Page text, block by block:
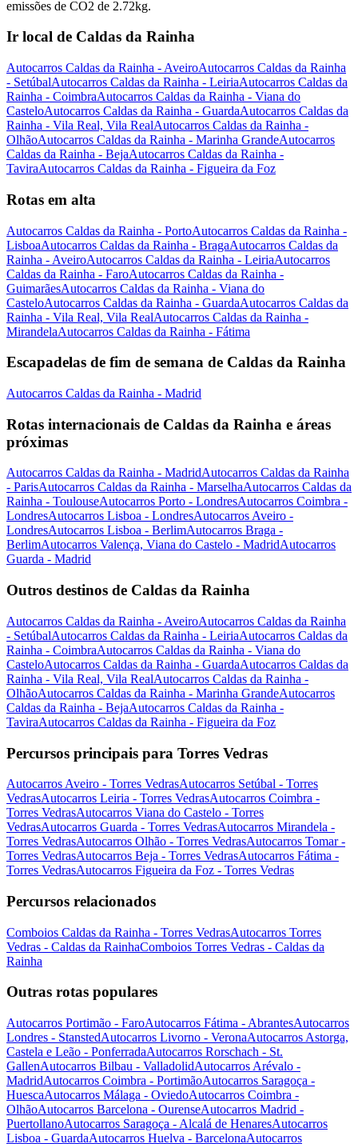
emissões de CO2 de 2.72kg.
Ir local de Caldas da Rainha
Autocarros Caldas da Rainha - AveiroAutocarros Caldas da Rainha
- SetúbalAutocarros Caldas da Rainha - LeiriaAutocarros Caldas da
Rainha - CoimbraAutocarros Caldas da Rainha - Viana do
CasteloAutocarros Caldas da Rainha - GuardaAutocarros Caldas da
Rainha - Vila Real, Vila RealAutocarros Caldas da Rainha -
OlhãoAutocarros Caldas da Rainha - Marinha GrandeAutocarros
Caldas da Rainha - BejaAutocarros Caldas da Rainha -
TaviraAutocarros Caldas da Rainha - Figueira da Foz
Rotas em alta
Autocarros Caldas da Rainha - PortoAutocarros Caldas da Rainha -
LisboaAutocarros Caldas da Rainha - BragaAutocarros Caldas da
Rainha - AveiroAutocarros Caldas da Rainha - LeiriaAutocarros
Caldas da Rainha - FaroAutocarros Caldas da Rainha -
GuimarãesAutocarros Caldas da Rainha - Viana do
CasteloAutocarros Caldas da Rainha - GuardaAutocarros Caldas da
Rainha - Vila Real, Vila RealAutocarros Caldas da Rainha -
MirandelaAutocarros Caldas da Rainha - Fátima
Escapadelas de fim de semana de Caldas da Rainha
Autocarros Caldas da Rainha - Madrid
Rotas internacionais de Caldas da Rainha e áreas
próximas
Autocarros Caldas da Rainha - MadridAutocarros Caldas da Rainha
- ParisAutocarros Caldas da Rainha - MarselhaAutocarros Caldas da
Rainha - ToulouseAutocarros Porto - LondresAutocarros Coimbra -
LondresAutocarros Lisboa - LondresAutocarros Aveiro -
LondresAutocarros Lisboa - BerlimAutocarros Braga -
BerlimAutocarros Valença, Viana do Castelo - MadridAutocarros
Guarda - Madrid
Outros destinos de Caldas da Rainha
Autocarros Caldas da Rainha - AveiroAutocarros Caldas da Rainha
- SetúbalAutocarros Caldas da Rainha - LeiriaAutocarros Caldas da
Rainha - CoimbraAutocarros Caldas da Rainha - Viana do
CasteloAutocarros Caldas da Rainha - GuardaAutocarros Caldas da
Rainha - Vila Real, Vila RealAutocarros Caldas da Rainha -
OlhãoAutocarros Caldas da Rainha - Marinha GrandeAutocarros
Caldas da Rainha - BejaAutocarros Caldas da Rainha -
TaviraAutocarros Caldas da Rainha - Figueira da Foz
Percursos principais para Torres Vedras
Autocarros Aveiro - Torres VedrasAutocarros Setúbal - Torres
VedrasAutocarros Leiria - Torres VedrasAutocarros Coimbra -
Torres VedrasAutocarros Viana do Castelo - Torres
VedrasAutocarros Guarda - Torres VedrasAutocarros Mirandela -
Torres VedrasAutocarros Olhão - Torres VedrasAutocarros Tomar -
Torres VedrasAutocarros Beja - Torres VedrasAutocarros Fátima -
Torres VedrasAutocarros Figueira da Foz - Torres Vedras
Percursos relacionados
Comboios Caldas da Rainha - Torres VedrasAutocarros Torres
Vedras - Caldas da RainhaComboios Torres Vedras - Caldas da
Rainha
Outras rotas populares
Autocarros Portimão - FaroAutocarros Fátima - AbrantesAutocarros
Londres - StanstedAutocarros Livorno - VeronaAutocarros Astorga,
Castela e Leão - PonferradaAutocarros Rorschach - St.
GallenAutocarros Bilbau - ValladolidAutocarros Arévalo -
MadridAutocarros Coimbra - PortimãoAutocarros Saragoça -
HuescaAutocarros Málaga - OviedoAutocarros Coimbra -
OlhãoAutocarros Barcelona - OurenseAutocarros Madrid -
PuertollanoAutocarros Saragoça - Alcalá de HenaresAutocarros
Lisboa - GuardaAutocarros Huelva - BarcelonaAutocarros